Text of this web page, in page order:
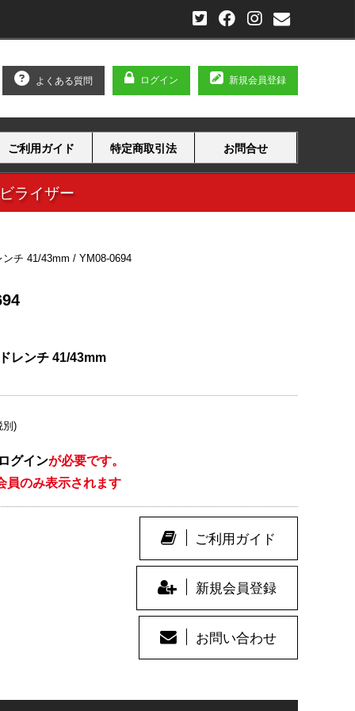
よくある質問 ログイン 新規会員登録
ご利用ガイド 特定商取引法 お問合せ
ライザー
チ 41/43mm / YM08-0694
レンチ 41/43mm
別)
ログインが必要です。
のみ表示されます
ご利用ガイド
新規会員登録
お問い合わせ